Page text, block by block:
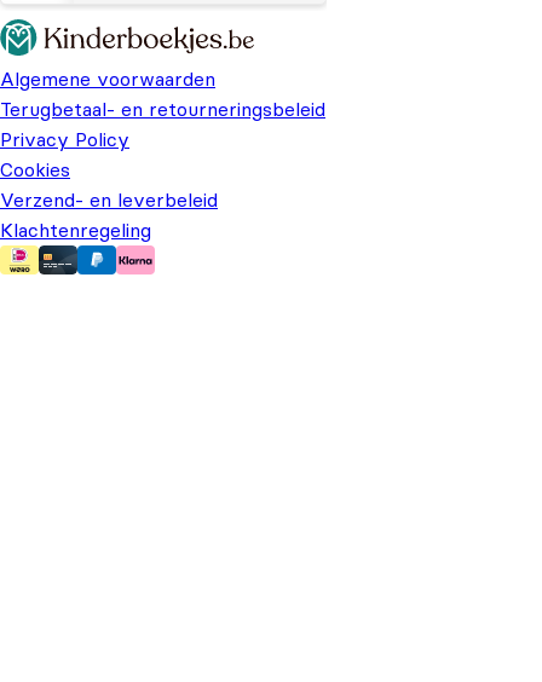
Algemene voorwaarden
Terugbetaal- en retourneringsbeleid
Privacy Policy
Cookies
Verzend- en leverbeleid
Klachtenregeling